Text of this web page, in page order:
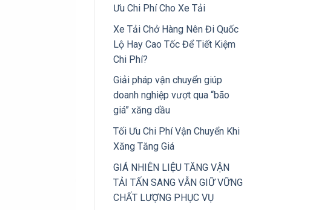
Ưu Chi Phí Cho Xe Tải
Xe Tải Chở Hàng Nên Đi Quốc
Lộ Hay Cao Tốc Để Tiết Kiệm
Chi Phí?
Giải pháp vận chuyển giúp
doanh nghiệp vượt qua “bão
giá” xăng dầu
Tối Ưu Chi Phí Vận Chuyển Khi
Xăng Tăng Giá
GIÁ NHIÊN LIỆU TĂNG VẬN
TẢI TẤN SANG VẪN GIỮ VỮNG
CHẤT LƯỢNG PHỤC VỤ